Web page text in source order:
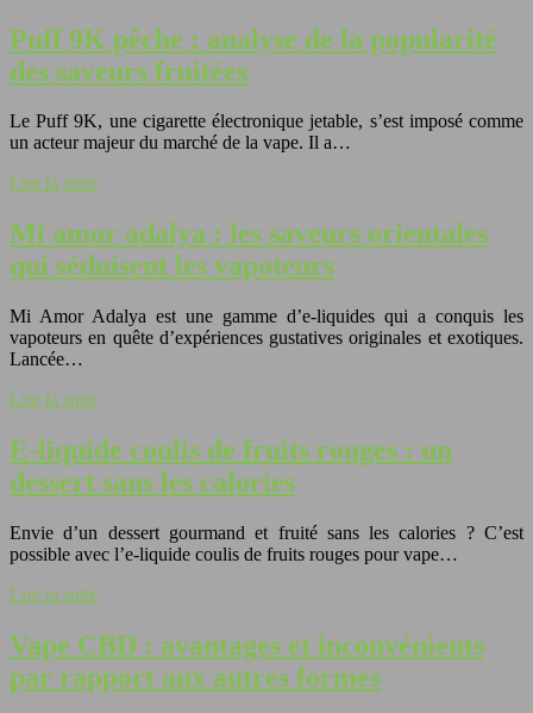
Puff 9K pêche : analyse de la popularité
des saveurs fruitées
Le Puff 9K, une cigarette électronique jetable, s’est imposé comme
un acteur majeur du marché de la vape. Il a…
Lire la suite
Mi amor adalya : les saveurs orientales
qui séduisent les vapoteurs
Mi Amor Adalya est une gamme d’e-liquides qui a conquis les
vapoteurs en quête d’expériences gustatives originales et exotiques.
Lancée…
Lire la suite
E-liquide coulis de fruits rouges : un
dessert sans les calories
Envie d’un dessert gourmand et fruité sans les calories ? C’est
possible avec l’e-liquide coulis de fruits rouges pour vape…
Lire la suite
Vape CBD : avantages et inconvénients
par rapport aux autres formes